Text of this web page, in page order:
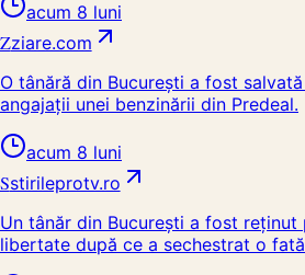
acum 8 luni
Zziare.com
O tânără din București a fost
angajații unei benzinării din Predeal.
acum 8 luni
Sstirileprotv.ro
Un tânăr din București a fost reținut
libertate după ce a sechestrat o